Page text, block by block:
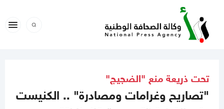
تحت ذريعة منع "الضجيج"
"تصاريح وغرامات ومصادرة" .. الكنيست